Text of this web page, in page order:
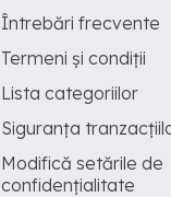
Întrebări frecvente
Termeni și condiții
Lista categoriilor
Siguranța
Modifică setările de
confidențialitate